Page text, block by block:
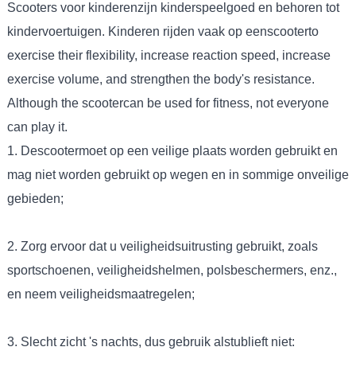
Scooters voor kinderenzijn kinderspeelgoed en behoren tot
kindervoertuigen. Kinderen rijden vaak op eenscooterto
exercise their flexibility, increase reaction speed, increase
exercise volume, and strengthen the body's resistance.
Although the scootercan be used for fitness, not everyone
can play it.
1. Descootermoet op een veilige plaats worden gebruikt en
mag niet worden gebruikt op wegen en in sommige onveilige
gebieden;
2. Zorg ervoor dat u veiligheidsuitrusting gebruikt, zoals
sportschoenen, veiligheidshelmen, polsbeschermers, enz.,
en neem veiligheidsmaatregelen;
3. Slecht zicht 's nachts, dus gebruik alstublieft niet: